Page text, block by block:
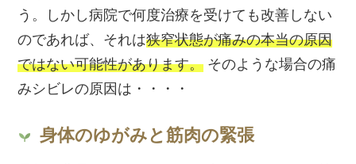
う。しかし病院で何度治療を受けても改善しない
のであれば、それは狭窄状態が痛みの本当の原因
ではない可能性があります。 そのような場合の痛
みシビレの原因は・・・・
身体のゆがみと筋肉の緊張